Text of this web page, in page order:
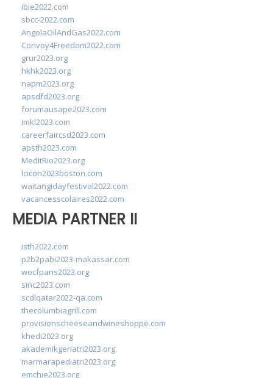
ibie2022.com
sbcc-2022.com
AngolaOilAndGas2022.com
Convoy4Freedom2022.com
grur2023.org
hkhk2023.org
napm2023.org
apsdfd2023.org
forumausape2023.com
imkl2023.com
careerfaircsd2023.com
apsth2023.com
MedItRio2023.org
lcicon2023boston.com
waitangidayfestival2022.com
vacancesscolaires2022.com
MEDIA PARTNER II
isth2022.com
p2b2pabi2023-makassar.com
wocfparis2023.org
sinc2023.com
scdlqatar2022-qa.com
thecolumbiagrill.com
provisionscheeseandwineshoppe.com
khedi2023.org
akademikgeriatri2023.org
marmarapediatri2023.org
emchie2023.org